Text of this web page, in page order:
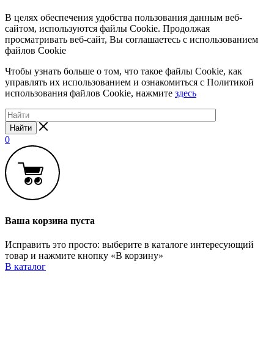
В целях обеспечения удобства пользования данным веб-
сайтом, используются файлы Cookie. Продолжая
просматривать веб-сайт, Вы соглашаетесь с использованием
файлов Cookie
Чтобы узнать больше о том, что такое файлы Cookie, как
управлять их использованием и ознакомиться с Политикой
использования файлов Cookie, нажмите здесь
Найти
0
Ваша корзина пуста
Исправить это просто: выберите в каталоге интересующий
товар и нажмите кнопку «В корзину»
В каталог